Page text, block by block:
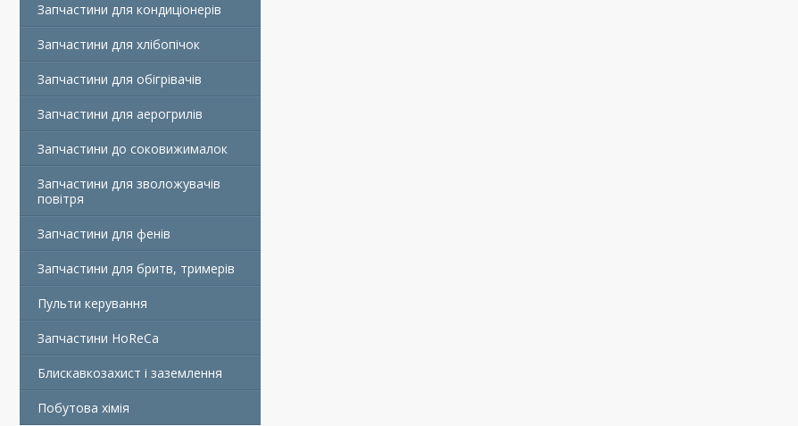
Запчастини для кондиціонерів
Запчастини для хлібопічок
Запчастини для обігрівачів
Запчастини для аерогрилів
Запчастини до соковижималок
Запчастини для зволожувачів
повітря
Запчастини для фенів
Запчастини для бритв, тримерів
Пульти керування
Запчастини HoReCa
Блискавкозахист і заземлення
Побутова хімія